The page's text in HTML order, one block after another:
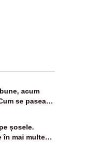
acum
se pasează
șosele.
în mai multe